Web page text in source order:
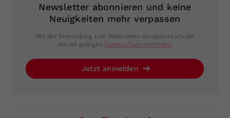
Newsletter abonnieren und keine
Neuigkeiten mehr verpassen
Mit der Anmeldung zum Newsletter akzeptiere ich die
aktuell gültigen Datenschutzrichtlinien.
Jetzt anmelden